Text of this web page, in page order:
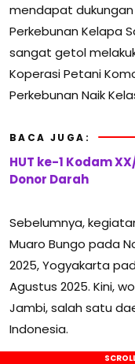
mendapat dukungan
Perkebunan Kelapa
sangat getol
Koperasi Petani
Perkebunan Naik
BACA JUGA:
HUT ke-1 Kodam
Donor Darah
Sebelumnya,
Muaro Bungo pada
2025, Yogyakarta
Agustus 2025. Kini,
Jambi, salah satu
Indonesia.